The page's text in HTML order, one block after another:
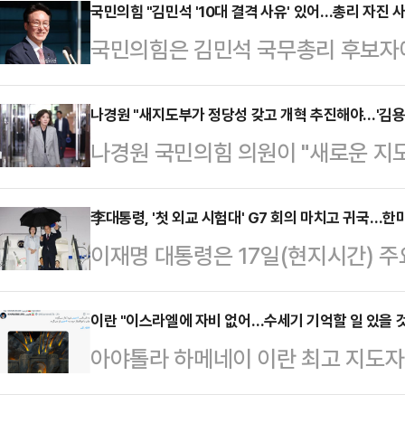
다.18일 관련 업계에 따르면 경기
청행사가 갑작스럽게 취소됐다. 노
을 예정이었으나 노 관장이 직전에
로는 노 관장의 건강상 이유였지만,
가 예정돼 있는 등 학생들의 반발이
다.실제 지난주 '노소영…
국민의힘 "김민석 '10대 결격 사유' 있어…총리 자진
국민의힘은 김민석 국무총리 후보
퇴를 촉구했다.국무총리 후보자 임
의힘 소속 배준영(간사)·김희정·곽
여의도 국회에서 기자회견을 열고
사청문회를 통해 이재명 정부의 국
본연의 업무에만 집중하고자 노력
연 자격을 갖췄는지 검증할 의무를
과정에 전혀 협조할 생…
나경원 "새지도부가 정당성 갖고 개혁 추진해야…'김
나경원 국민의힘 의원이 "새로운
한다"며 신속한 전당대회 개최를
원내대표와 중진의원들과의 회동
다"며 "전당대회를 통해 새 지도부
아 개혁하는 것이 바람직하다 말씀
화가 바뀐 것 같다. 오늘 있기까지
당성이 계속 흔들리고 있었다"며 "
이 오늘의 당을 만…
李대통령, '첫 외교 시험대' G7 회의 마치고 귀국…한
이재명 대통령은 17일(현지시간)
틀간의 캐나다 방문 일정을 모두 마
일정은 이 대통령이 취임 열흘여 만
전이었다. 이 대통령이 천명한 '국
자리였다. 이 대통령의 부인 김혜경
이란 "이스라엘에 자비 없어…수세기 기억할 일 있을
아야톨라 하메네이 이란 최고 지도
겠다고 밝혔다.AP통신에 따르면